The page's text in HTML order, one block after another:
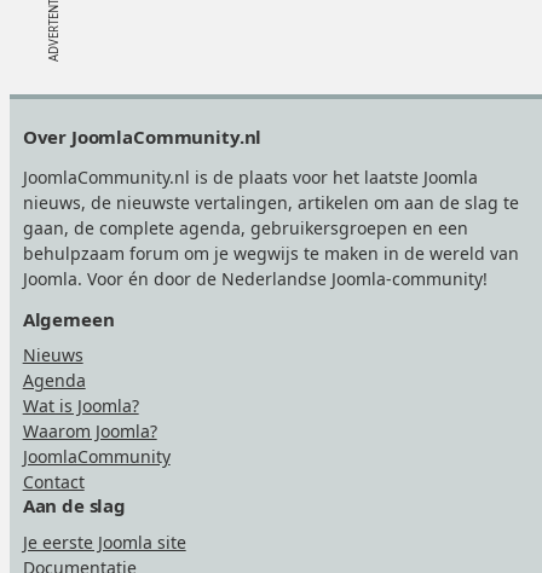
Over JoomlaCommunity.nl
JoomlaCommunity.nl is de plaats voor het laatste Joomla
nieuws, de nieuwste vertalingen, artikelen om aan de slag te
gaan, de complete agenda, gebruikersgroepen en een
behulpzaam forum om je wegwijs te maken in de wereld van
Joomla. Voor én door de Nederlandse Joomla-community!
Algemeen
Nieuws
Agenda
Wat is Joomla?
Waarom Joomla?
JoomlaCommunity
Contact
Aan de slag
Je eerste Joomla site
Documentatie